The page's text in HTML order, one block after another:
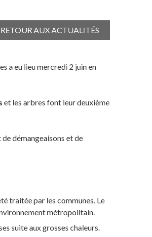
RETOUR AUX ACTUALITÉS
a eu lieu mercredi 2 juin en
et les arbres font leur deuxième
démangeaisons et de
traitée par les communes. Le
métropolitain.
suite aux grosses chaleurs.